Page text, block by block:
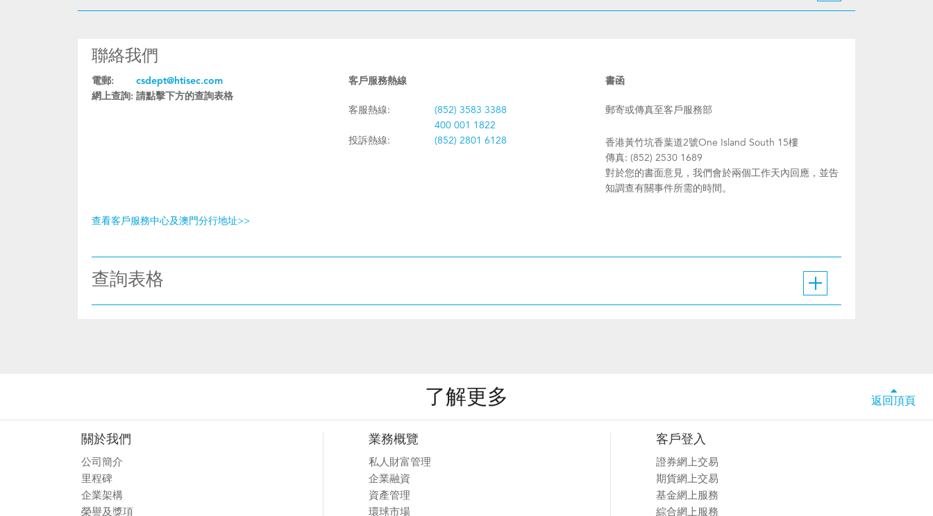
聯絡我們
電郵:
csdept@htisec.com
網上查詢: 請點擊下方的查詢表格
客戶服務熱線
客服熱線:
(852) 3583 3388
400 001 1822
投訴熱線:
(852) 2801 6128
書函
郵寄或傳真至客戶服務部
香港黃竹坑香葉道2號One Island South 15樓
傳真: (852) 2530 1689
對於您的書面意見，我們會於兩個工作天內回應，並告
知調查有關事件所需的時間。
查看客戶服務中心及澳門分行地址>>
查詢表格
了解更多 返回頂頁
關於我們
公司簡介
里程碑
企業架構
榮譽及獎項
業務概覽
私人財富管理
企業融資
資產管理
環球市場
客戶登入
證券網上交易
期貨網上交易
基金網上服務
綜合網上服務